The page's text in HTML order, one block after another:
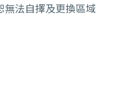
無法自擇及更換區域